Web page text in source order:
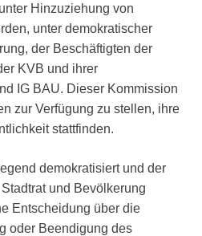
Hinzuziehung von
unter demokratischer
der Beschäftigten der
KVB und ihrer
IG BAU. Dieser Kommission
zur Verfügung zu stellen, ihre
stattfinden.
demokratisiert und der
und Bevölkerung
Entscheidung über die
oder Beendigung des